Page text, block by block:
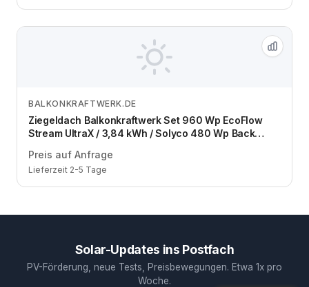
Zum Angebot
BALKONKRAFTWERK.DE
Ziegeldach Balkonkraftwerk Set 960 Wp EcoFlow
Stream UltraX / 3,84 kWh / Solyco 480 Wp Back
Preis auf Anfrage
Lieferzeit 2-5 Tage
Solar-Updates ins Postfach
PV-Förderung, neue Tests, Preisbewegungen. Etwa 1x pro
Woche.